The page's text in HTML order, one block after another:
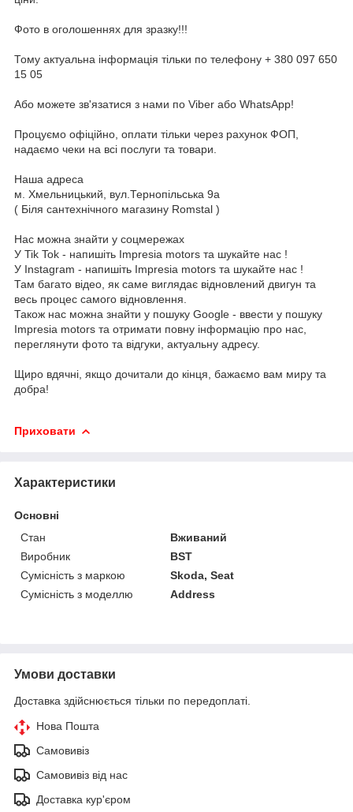
Фото в оголошеннях для зразку!!!
Тому актуальна інформація тільки по телефону + 380 097 650
15 05
Або можете зв'язатися з нами по Viber або WhatsApp!
Процуємо офіційно, оплати тільки через рахунок ФОП,
надаємо чеки на всі послуги та товари.
Наша адреса
м. Хмельницький, вул.Тернопільська 9а
( Біля сантехнічного магазину Romstal )
Нас можна знайти у соцмережах
У Tik Tok - напишіть Impresia motors та шукайте нас !
У Instagram - напишіть Impresia motors та шукайте нас !
Там багато відео, як саме виглядає відновлений двигун та
весь процес самого відновлення.
Також нас можна знайти у пошуку Google - ввести у пошуку
Impresia motors та отримати повну інформацію про нас,
переглянути фото та відгуки, актуальну адресу.
Щиро вдячні, якщо дочитали до кінця, бажаємо вам миру та
добра!
Приховати
Характеристики
Основні
Стан
Вживаний
Виробник
BST
Сумісність з маркою
Skoda, Seat
Сумісність з моделлю
Address
Умови доставки
Доставка здійснюється тільки по передоплаті.
Нова Пошта
Самовивіз
Самовивіз від нас
Доставка кур'єром